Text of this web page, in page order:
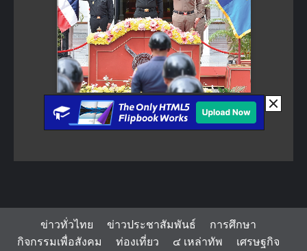
ข่าวทั่วไทย ข่าวประชาสัมพันธ์
การศึกษา
กิจกรรมเพื่อสังคม
ท่องเที่ยว ๔ เหล่าทัพ เศรษฐกิจ